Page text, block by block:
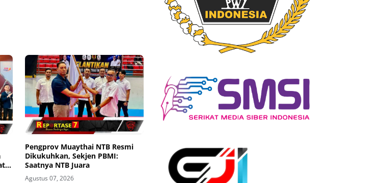
Pengprov Muaythai NTB Resmi
Dikukuhkan, Sekjen PBMI:
Saatnya NTB Juara
Agustus 07, 2026